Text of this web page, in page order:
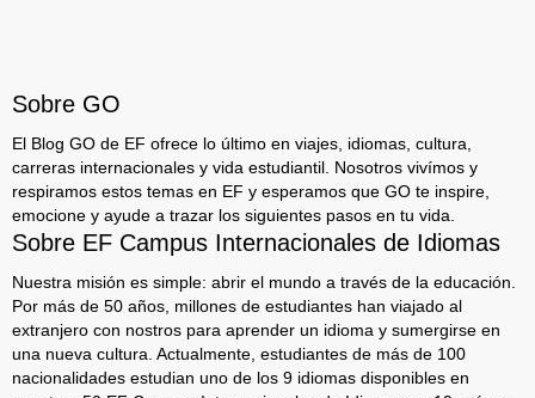
Sobre GO
El Blog GO de EF ofrece lo último en viajes, idiomas, cultura,
carreras internacionales y vida estudiantil. Nosotros vivímos y
respiramos estos temas en EF y esperamos que GO te inspire,
emocione y ayude a trazar los siguientes pasos en tu vida.
Sobre EF Campus Internacionales de Idiomas
Nuestra misión es simple: abrir el mundo a través de la educación.
Por más de 50 años, millones de estudiantes han viajado al
extranjero con nostros para aprender un idioma y sumergirse en
una nueva cultura. Actualmente, estudiantes de más de 100
nacionalidades estudian uno de los 9 idiomas disponibles en